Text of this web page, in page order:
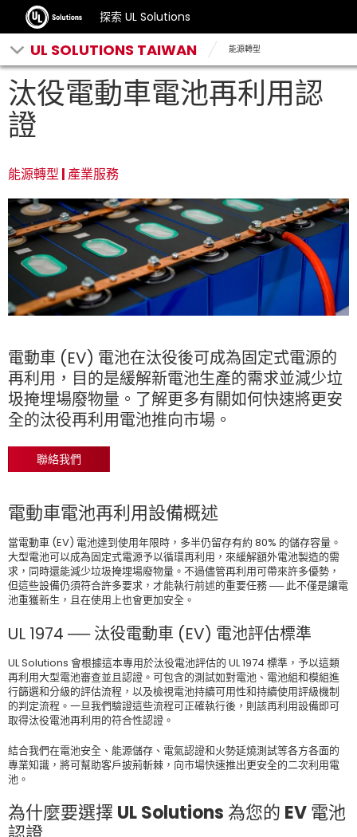
探索 UL Solutions
UL SOLUTIONS TAIWAN 能源轉型
汰役電動車電池再利用認
證
能源轉型 | 產業服務
電動車 (EV) 電池在汰役後可成為固定式電源的
再利用，目的是緩解新電池生產的需求並減少垃
圾掩埋場廢物量。了解更多有關如何快速將更安
全的汰役再利用電池推向市場。
聯絡我們
電動車電池再利用設備概述
當電動車 (EV) 電池達到使用年限時，多半仍留存有約 80% 的儲存容量。
大型電池可以成為固定式電源予以循環再利用，來緩解額外電池製造的需
求，同時還能減少垃圾掩埋場廢物量。不過儘管再利用可帶來許多優勢，
但這些設備仍須符合許多要求，才能執行前述的重要任務 ── 此不僅是讓電
池重獲新生，且在使用上也會更加安全。
UL 1974 ── 汰役電動車 (EV) 電池評估標準
UL Solutions 會根據這本專用於汰役電池評估的 UL 1974 標準，予以這類
再利用大型電池審查並且認證。可包含的測試如對電池、電池組和模組進
行篩選和分級的評估流程，以及檢視電池持續可用性和持續使用評級機制
的判定流程。一旦我們驗證這些流程可正確執行後，則該再利用設備即可
取得汰役電池再利用的符合性認證。
結合我們在電池安全、能源儲存、電氣認證和火勢延燒測試等各方各面的
專業知識，將可幫助客戶披荊斬棘，向市場快速推出更安全的二次利用電
池。
為什麼要選擇 UL Solutions 為您的 EV 電池